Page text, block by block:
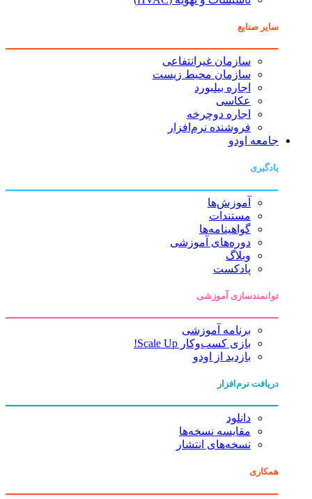
سایر صنایع
سازمان غیرانتفاعی
سازمان محیط زیست
اجاره بیلبورد
عکاسی
اجاره دوچرخه
فروشنده نرم‌افزار
جامعه اودو
یادگیری
آموزش‌ها
مستندات
گواهینامه‌ها
دوره‌های آموزشی
وبلاگ
پادکست
توانمندسازی آموزشی
برنامه آموزشی
بازی کسب‌وکار Scale Up!
بازدید از اودو
دریافت نرم‌افزار
دانلود
مقایسه نسخه‌ها
نسخه‌های انتشار
همکاری